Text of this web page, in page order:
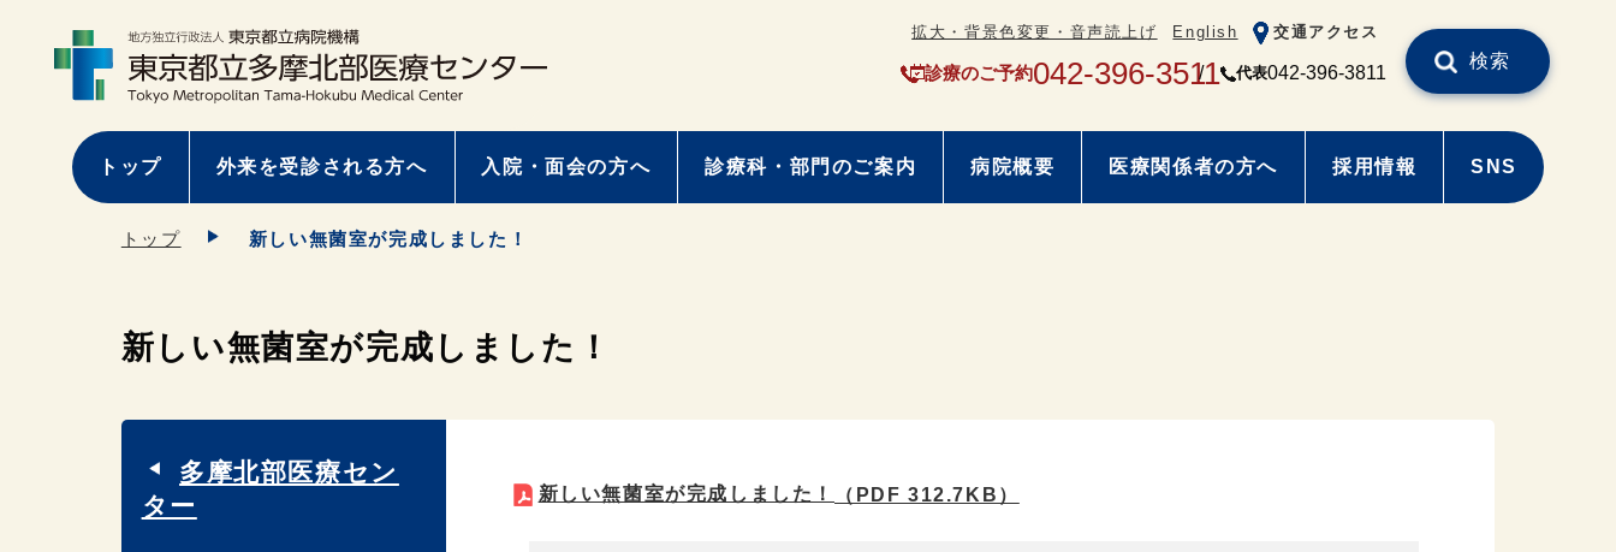
拡大・背景色変更・音声読上げ English 交通アクセス
診療のご予約042-396-3511 代表042-396-3811
検索
トップ 外来を受診される方へ 入院・面会の方へ 診療科・部門のご案内 病院概要 医療関係者の方へ 採用情報 SNS
トップ 新しい無菌室が完成しました！
新しい無菌室が完成しました！
新しい無菌室が完成しました！ （PDF 312.7KB）
多摩北部医療セン
ター